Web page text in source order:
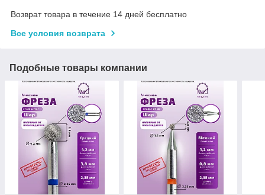
Возврат товара в течение 14 дней бесплатно
Все условия возврата
Подобные товары компании